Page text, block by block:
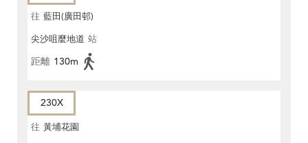
往 藍田(廣田邨)
尖沙咀麼地道 站
距離 130m
230X
往 黃埔花園